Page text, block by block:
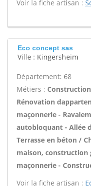
Voir la fiche artisan :
Eco concept sas
Ville : Kingersheim
Département: 68
Métiers :
Rénovation
maçonnerie -
autobloquant - Allée
Terrasse en béton /
maison, construction
maçonnerie -
Voir la fiche artisan :